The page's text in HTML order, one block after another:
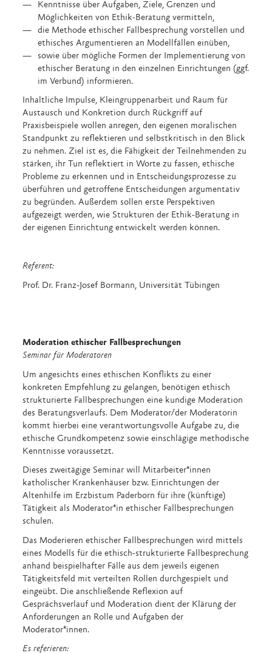
Kenntnisse über Aufgaben, Ziele, Grenzen und
Möglichkeiten von Ethik-Beratung vermitteln,
die Methode ethischer Fallbesprechung vorstellen und
ethisches Argumentieren an Modellfällen einüben,
sowie über mögliche Formen der Implementierung von
ethischer Beratung in den einzelnen Einrichtungen (ggf.
im Verbund) informieren.
Inhaltliche Impulse, Kleingruppenarbeit und Raum für
Austausch und Konkretion durch Rückgriff auf
Praxisbeispiele wollen anregen, den eigenen moralischen
Standpunkt zu reflektieren und selbstkritisch in den Blick
zu nehmen. Ziel ist es, die Fähigkeit der Teilnehmenden zu
stärken, ihr Tun reflektiert in Worte zu fassen, ethische
Probleme zu erkennen und in Entscheidungsprozesse zu
überführen und getroffene Entscheidungen argumentativ
zu begründen. Außerdem sollen erste Perspektiven
aufgezeigt werden, wie Strukturen der Ethik-Beratung in
der eigenen Einrichtung entwickelt werden können.
Referent:
Prof. Dr. Franz-Josef Bormann, Universität Tübingen
Moderation ethischer Fallbesprechungen
Seminar für Moderatoren
Um angesichts eines ethischen Konflikts zu einer
konkreten Empfehlung zu gelangen, benötigen ethisch
strukturierte Fallbesprechungen eine kundige Moderation
des Beratungsverlaufs. Dem Moderator/der Moderatorin
kommt hierbei eine verantwortungsvolle Aufgabe zu, die
ethische Grundkompetenz sowie einschlägige methodische
Kenntnisse voraussetzt.
Dieses zweitägige Seminar will Mitarbeiter*innen
katholischer Krankenhäuser bzw. Einrichtungen der
Altenhilfe im Erzbistum Paderborn für ihre (künftige)
Tätigkeit als Moderator*in ethischer Fallbesprechungen
schulen.
Das Moderieren ethischer Fallbesprechungen wird mittels
eines Modells für die ethisch-strukturierte Fallbesprechung
anhand beispielhafter Fälle aus dem jeweils eigenen
Tätigkeitsfeld mit verteilten Rollen durchgespielt und
eingeübt. Die anschließende Reflexion auf
Gesprächsverlauf und Moderation dient der Klärung der
Anforderungen an Rolle und Aufgaben der
Moderator*innen.
Es referieren: